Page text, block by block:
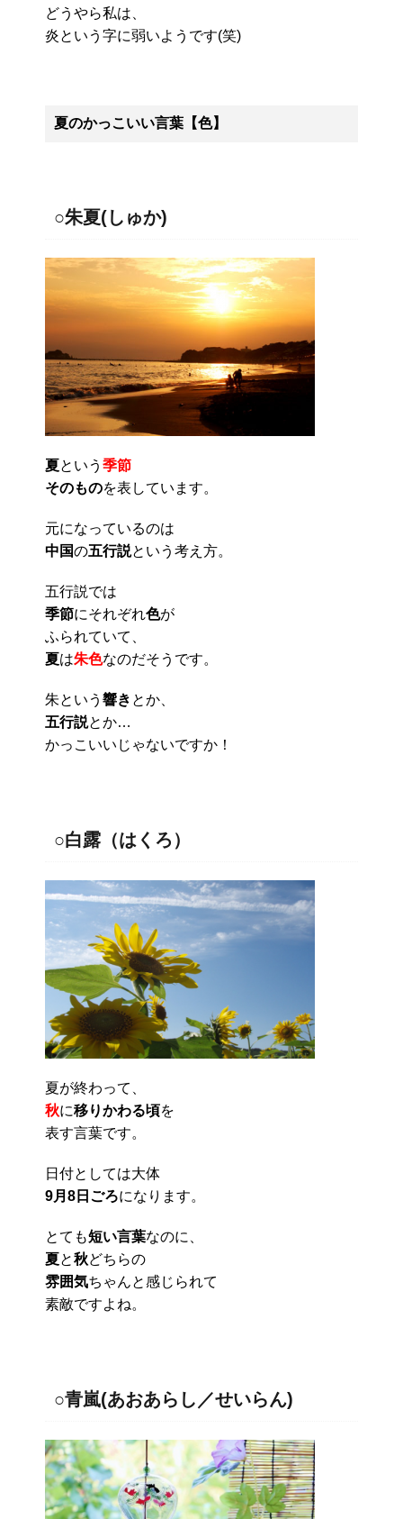
どうやら私は、
炎という字に弱いようです(笑)
夏のかっこいい言葉【色】
○朱夏(しゅか)
夏という 季節
そのものを表しています。
元になっているのは
中国の五行説という考え方。
五行説では
季節にそれぞれ色が
ふられていて、
夏は朱色なのだそうです。
朱という響き とか、
五行説とか…
かっこいいじゃないですか！
○白露（はくろ）
夏が終わって、
秋に移りかわる頃を
表す言葉です。
日付としては大体
9月8日ごろになります。
とても短い言葉なのに、
夏と秋どちらの
雰囲気ちゃんと感じられて
素敵ですよね。
○青嵐(あおあらし／せいらん)